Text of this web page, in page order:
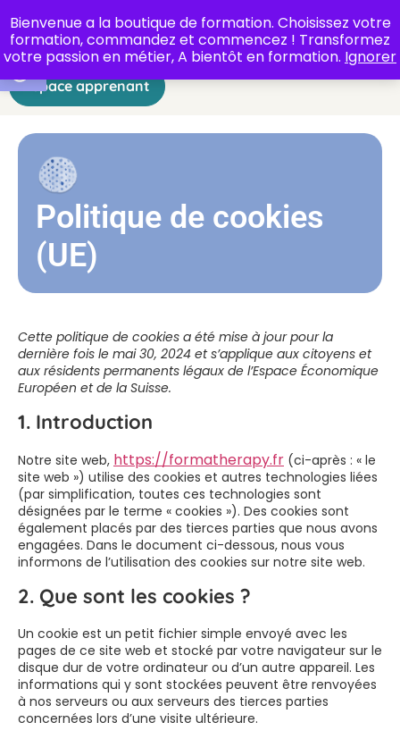
Ouvrir la barre d’outils
Bienvenue a la boutique de formation. Choisissez votre
formation, commandez et commencez ! Transformez
votre passion en métier, A bientôt en formation. Ignorer
Espace apprenant
Politique de cookies
(UE)
Cette politique de cookies a été mise à jour pour la
dernière fois le mai 30, 2024 et s’applique aux citoyens et
aux résidents permanents légaux de l’Espace Économique
Européen et de la Suisse.
1. Introduction
Notre site web, https://formatherapy.fr (ci-après : « le
site web ») utilise des cookies et autres technologies liées
(par simplification, toutes ces technologies sont
désignées par le terme « cookies »). Des cookies sont
également placés par des tierces parties que nous avons
engagées. Dans le document ci-dessous, nous vous
informons de l’utilisation des cookies sur notre site web.
2. Que sont les cookies ?
Un cookie est un petit fichier simple envoyé avec les
pages de ce site web et stocké par votre navigateur sur le
disque dur de votre ordinateur ou d’un autre appareil. Les
informations qui y sont stockées peuvent être renvoyées
à nos serveurs ou aux serveurs des tierces parties
concernées lors d’une visite ultérieure.